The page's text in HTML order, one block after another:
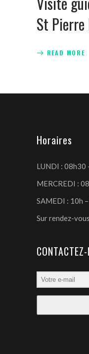
St
READ MORE
Horaires
LUNDI : 08h30
MERCREDI :
SAMEDI : 10h
Sur rendez-vous